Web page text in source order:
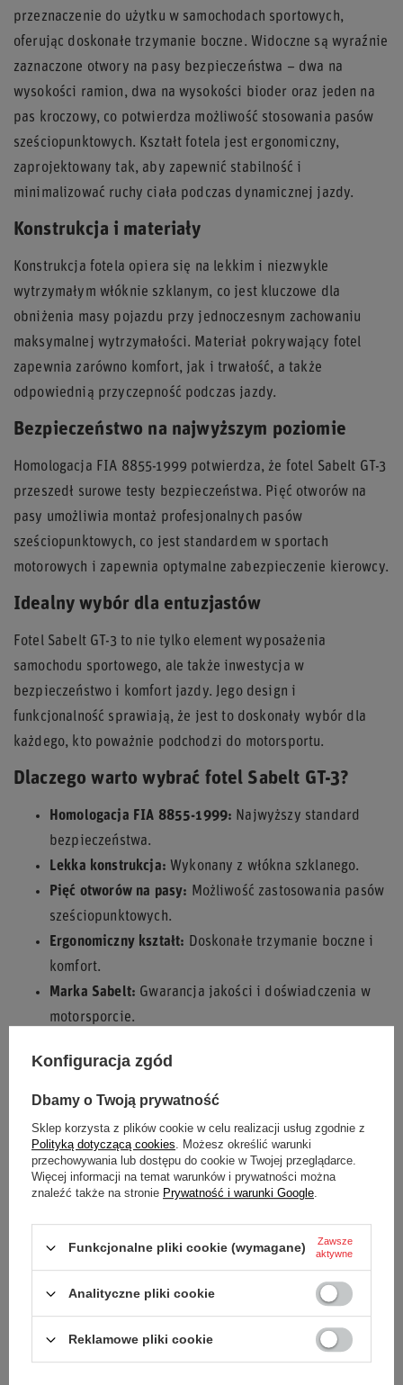
przeznaczenie do użytku w samochodach sportowych,
oferując doskonałe trzymanie boczne. Widoczne są wyraźnie
zaznaczone otwory na pasy bezpieczeństwa – dwa na
wysokości ramion, dwa na wysokości bioder oraz jeden na
pas kroczowy, co potwierdza możliwość stosowania pasów
sześciopunktowych. Kształt fotela jest ergonomiczny,
zaprojektowany tak, aby zapewnić stabilność i
minimalizować ruchy ciała podczas dynamicznej jazdy.
Konstrukcja i materiały
Konstrukcja fotela opiera się na lekkim i niezwykle
wytrzymałym włóknie szklanym, co jest kluczowe dla
obniżenia masy pojazdu przy jednoczesnym zachowaniu
maksymalnej wytrzymałości. Materiał pokrywający fotel
zapewnia zarówno komfort, jak i trwałość, a także
odpowiednią przyczepność podczas jazdy.
Bezpieczeństwo na najwyższym poziomie
Homologacja FIA 8855-1999 potwierdza, że fotel Sabelt GT-3
przeszedł surowe testy bezpieczeństwa. Pięć otworów na
pasy umożliwia montaż profesjonalnych pasów
sześciopunktowych, co jest standardem w sportach
motorowych i zapewnia optymalne zabezpieczenie kierowcy.
Idealny wybór dla entuzjastów
Fotel Sabelt GT-3 to nie tylko element wyposażenia
samochodu sportowego, ale także inwestycja w
bezpieczeństwo i komfort jazdy. Jego design i
funkcjonalność sprawiają, że jest to doskonały wybór dla
każdego, kto poważnie podchodzi do motorsportu.
Dlaczego warto wybrać fotel Sabelt GT-3?
Homologacja FIA 8855-1999: Najwyższy standard
bezpieczeństwa.
Lekka konstrukcja: Wykonany z włókna szklanego.
Pięć otworów na pasy: Możliwość zastosowania pasów
sześciopunktowych.
Ergonomiczny kształt: Doskonałe trzymanie boczne i
komfort.
Marka Sabelt: Gwarancja jakości i doświadczenia w
motorsporcie.
Stan Nowy
Kategoria Fotele
Fotele samochodowe
Płeć Unisex
Marka Sabelt
Konfiguracja zgód
Dbamy o Twoją prywatność
Sklep korzysta z plików cookie w celu realizacji usług zgodnie z
Polityką dotyczącą cookies. Możesz określić warunki
przechowywania lub dostępu do cookie w Twojej przeglądarce.
Więcej informacji na temat warunków i prywatności można
znaleźć także na stronie Prywatność i warunki Google.
Funkcjonalne pliki cookie (wymagane)
Zawsze
aktywne
Analityczne pliki cookie
Reklamowe pliki cookie